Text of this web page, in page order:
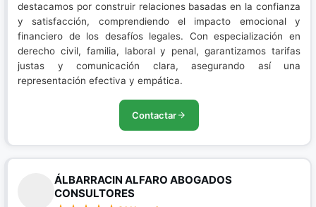
destacamos por construir relaciones basadas en la confianza
y satisfacción, comprendiendo el impacto emocional y
financiero de los desafíos legales. Con especialización en
derecho civil, familia, laboral y penal, garantizamos tarifas
justas y comunicación clara, asegurando así una
representación efectiva y empática.
Contactar
ÁLBARRACIN ALFARO ABOGADOS
CONSULTORES